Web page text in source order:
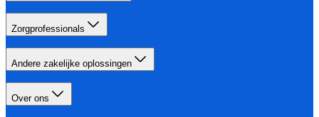
Zorgprofessionals
Andere zakelijke oplossingen
Over ons